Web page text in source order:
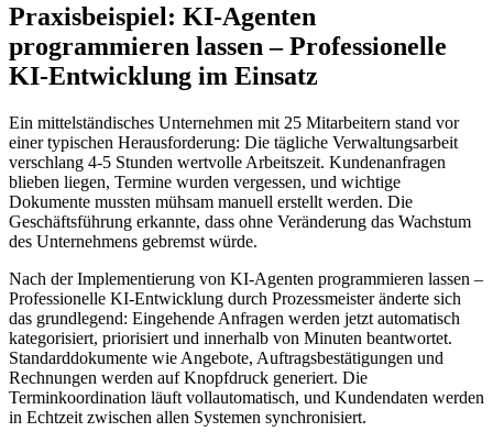
Praxisbeispiel: KI-Agenten
programmieren lassen – Professionelle
KI-Entwicklung im Einsatz
Ein mittelständisches Unternehmen mit 25 Mitarbeitern stand vor
einer typischen Herausforderung: Die tägliche Verwaltungsarbeit
verschlang 4-5 Stunden wertvolle Arbeitszeit. Kundenanfragen
blieben liegen, Termine wurden vergessen, und wichtige
Dokumente mussten mühsam manuell erstellt werden. Die
Geschäftsführung erkannte, dass ohne Veränderung das Wachstum
des Unternehmens gebremst würde.
Nach der Implementierung von KI-Agenten programmieren lassen –
Professionelle KI-Entwicklung durch Prozessmeister änderte sich
das grundlegend: Eingehende Anfragen werden jetzt automatisch
kategorisiert, priorisiert und innerhalb von Minuten beantwortet.
Standarddokumente wie Angebote, Auftragsbestätigungen und
Rechnungen werden auf Knopfdruck generiert. Die
Terminkoordination läuft vollautomatisch, und Kundendaten werden
in Echtzeit zwischen allen Systemen synchronisiert.